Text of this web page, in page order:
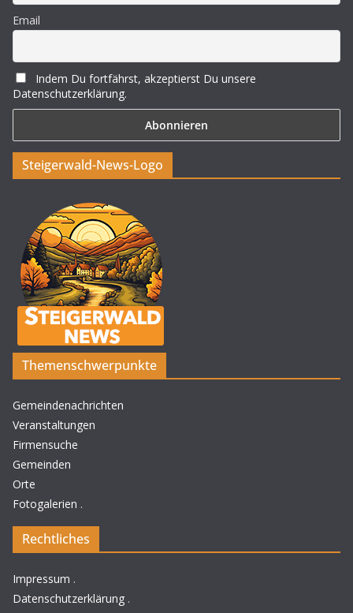
Email
Indem Du fortfährst, akzeptierst Du unsere
Datenschutzerklärung.
Steigerwald-News-Logo
Themenschwerpunkte
Gemeindenachrichten
Veranstaltungen
Firmensuche
Gemeinden
Orte
Fotogalerien .
Rechtliches
Impressum .
Datenschutzerklärung .